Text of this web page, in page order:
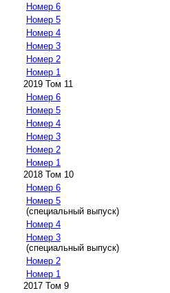
Номер 6
Номер 5
Номер 4
Номер 3
Номер 2
Номер 1
2019 Том 11
Номер 6
Номер 5
Номер 4
Номер 3
Номер 2
Номер 1
2018 Том 10
Номер 6
Номер 5
(специальный выпуск)
Номер 4
Номер 3
(специальный выпуск)
Номер 2
Номер 1
2017 Том 9